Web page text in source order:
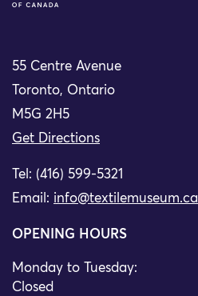
55 Centre Avenue
Toronto, Ontario
M5G 2H5
Get Directions
Tel: (416) 599-5321
Email: info@textilemuseum.ca
OPENING HOURS
Monday to Tuesday:
Closed